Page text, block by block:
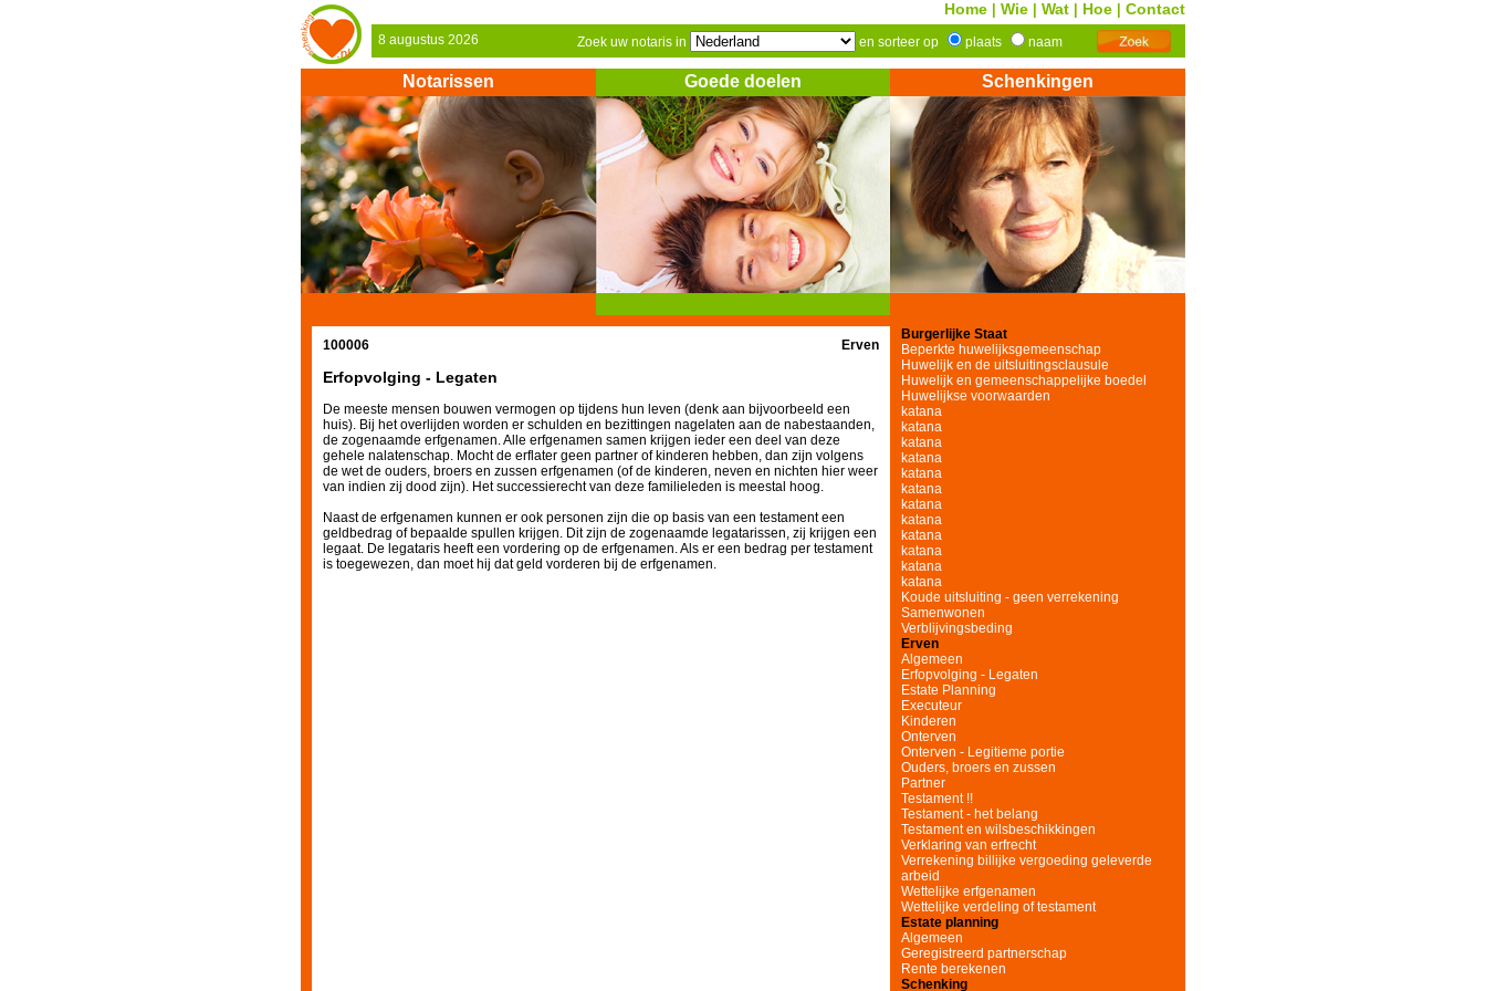
Home Wie Wat Hoe Contact
8 augustus 2026 Zoek uw notaris in en sorteer op plaats naam
Notarissen Goede doelen Schenkingen
100006 Erven
Erfopvolging - Legaten
De meeste mensen bouwen vermogen op tijdens hun leven (denk aan bijvoorbeeld een
huis). Bij het overlijden worden er schulden en bezittingen nagelaten aan de nabestaanden,
de zogenaamde erfgenamen. Alle erfgenamen samen krijgen ieder een deel van deze
gehele nalatenschap. Mocht de erflater geen partner of kinderen hebben, dan zijn volgens
de wet de ouders, broers en zussen erfgenamen (of de kinderen, neven en nichten hier weer
van indien zij dood zijn). Het successierecht van deze familieleden is meestal hoog.
Naast de erfgenamen kunnen er ook personen zijn die op basis van een testament een
geldbedrag of bepaalde spullen krijgen. Dit zijn de zogenaamde legatarissen, zij krijgen een
legaat. De legataris heeft een vordering op de erfgenamen. Als er een bedrag per testament
is toegewezen, dan moet hij dat geld vorderen bij de erfgenamen.
Burgerlijke Staat
Beperkte huwelijksgemeenschap
Huwelijk en de uitsluitingsclausule
Huwelijk en gemeenschappelijke boedel
Huwelijkse voorwaarden
katana
katana
katana
katana
katana
katana
katana
katana
katana
katana
katana
katana
Koude uitsluiting - geen verrekening
Samenwonen
Verblijvingsbeding
Erven
Algemeen
Erfopvolging - Legaten
Estate Planning
Executeur
Kinderen
Onterven
Onterven - Legitieme portie
Ouders, broers en zussen
Partner
Testament !!
Testament - het belang
Testament en wilsbeschikkingen
Verklaring van erfrecht
Verrekening billijke vergoeding geleverde
arbeid
Wettelijke erfgenamen
Wettelijke verdeling of testament
Estate planning
Algemeen
Geregistreerd partnerschap
Rente berekenen
Schenking